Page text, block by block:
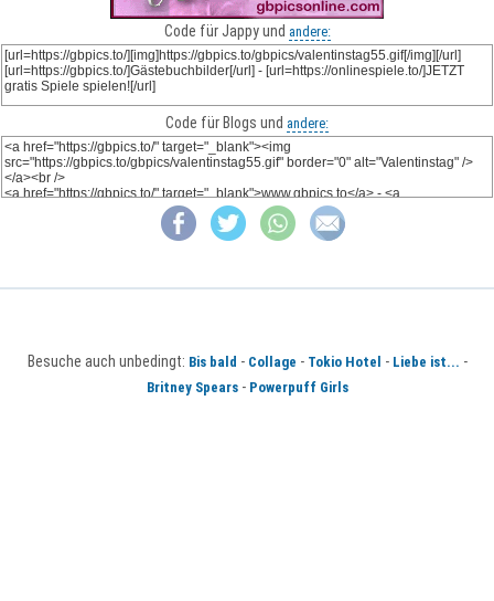
Code für Jappy und andere:
Code für Blogs und andere:
Besuche auch unbedingt: Bis bald - Collage - Tokio Hotel - Liebe ist... -
Britney Spears- Powerpuff Girls